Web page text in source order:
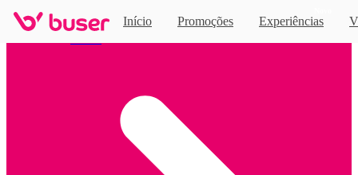
Início Promoções Experiências